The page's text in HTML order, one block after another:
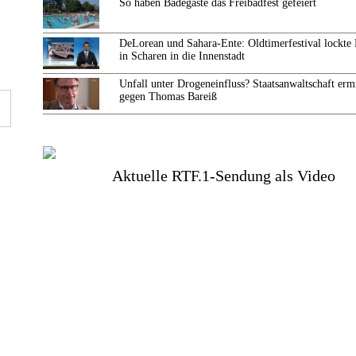
So haben Badegäste das Freibadfest gefeiert
DeLorean und Sahara-Ente: Oldtimerfestival lockte
in Scharen in die Innenstadt
Unfall unter Drogeneinfluss? Staatsanwaltschaft
gegen Thomas Bareiß
Aktuelle RTF.1-Sendung als Video